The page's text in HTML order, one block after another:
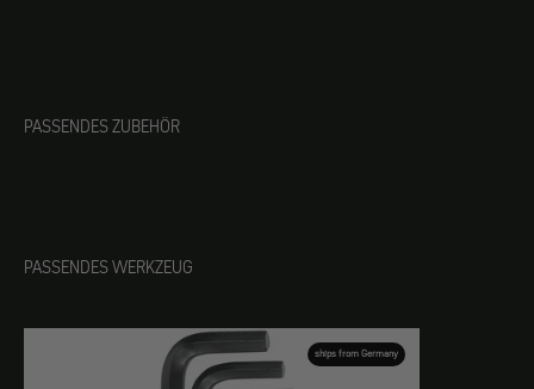
PASSENDES ZUBEHÖR
PASSENDES WERKZEUG
ships from Germany